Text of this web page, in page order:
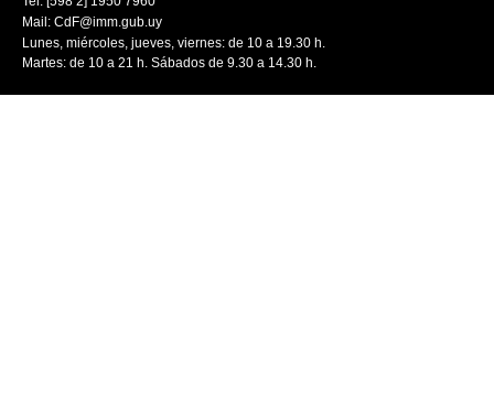
Mail: CdF@imm.gub.uy
Lunes, miércoles, jueves, viernes: de 10 a 19.30 h.
Martes: de 10 a 21 h. Sábados de 9.30 a 14.30 h.